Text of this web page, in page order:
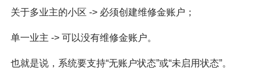
关于多业主的小区 -> 必须创建维修金账户；
单一业主 -> 可以没有维修金账户。
也就是说，系统要支持“无账户状态”或“未启用状态”。